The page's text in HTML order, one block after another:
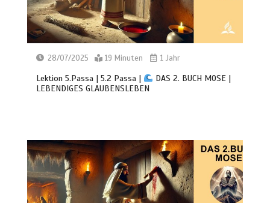
28/07/2025 19 Minuten 1 Jahr
Lektion 5.Passa | 5.2 Passa |
DAS 2. BUCH MOSE |
LEBENDIGES GLAUBENSLEBEN